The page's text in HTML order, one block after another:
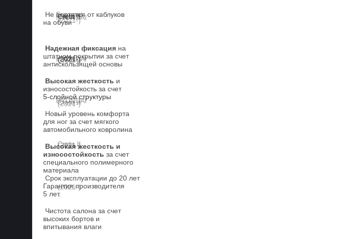
Не портятся от каблуков
на обуви
Надежная фиксация на
штатном покрытии за счет
антискользящей основы
Высокая жесткость и
износостойкость за счет
5-слойной структуры
Новый уровень комфорта
для ног за счет мягкого
автомобильного ковролина
Высокая жесткость и
износостойкость за счет
специального полимерного
материала
Срок эксплуатации до 20 лет
Гарантия производителя
5 лет.
Чистота салона за счет
высоких бортов и
впитывания влаги